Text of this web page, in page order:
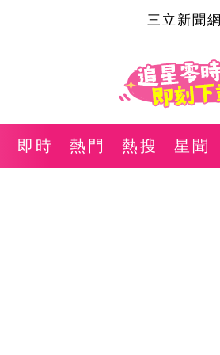
三立新聞網
即時 熱門 熱搜 星聞